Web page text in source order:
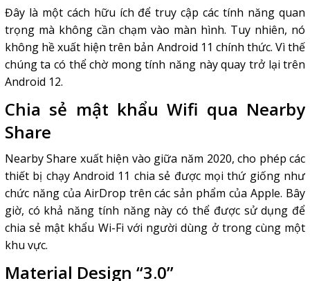
Đây là một cách hữu ích để truy cập các tính năng quan
trọng mà không cần chạm vào màn hình. Tuy nhiên, nó
không hề xuất hiện trên bản Android 11 chính thức. Vì thế
chúng ta có thể chờ mong tính năng này quay trở lại trên
Android 12.
Chia sẻ mật khẩu Wifi qua Nearby
Share
Nearby Share xuất hiện vào giữa năm 2020, cho phép các
thiết bị chạy Android 11 chia sẻ được mọi thứ giống như
chức năng của AirDrop trên các sản phẩm của Apple. Bây
giờ, có khả năng tính năng này có thể được sử dụng để
chia sẻ mật khẩu Wi-Fi với người dùng ở trong cùng một
khu vực.
Material Design “3.0”